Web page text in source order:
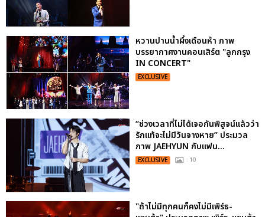
หวานปานน้ำผึ้งเดือนห้า ภาพ
บรรยากาศงานคอนเสิร์ต "ลูกกรุง
IN CONCERT"
EXCLUSIVE
“ช่วงเวลาที่ไม่ได้เจอกันพิสูจน์แล้วว่า
รักแท้จะไม่มีวันจางหาย” ประมวล
ภาพ JAEHYUN กับแฟน...
EXCLUSIVE : 10
"ถ้าไม่มีทุกคนก็คงไม่มีเพิร์ธ-